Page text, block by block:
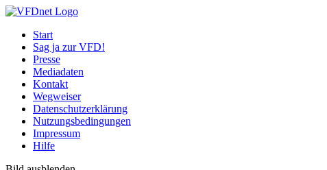
Start
Sag ja zur VFD!
Presse
Mediadaten
Kontakt
Wegweiser
Datenschutzerklärung
Nutzungsbedingungen
Impressum
Hilfe